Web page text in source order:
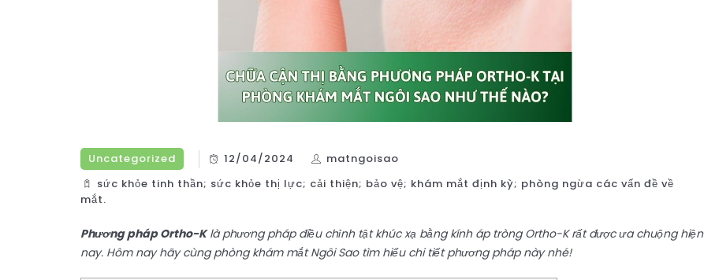
Uncategorized 12/04/2024
matngoisao
sức khỏe tinh thần; sức khỏe thị lực; cải thiện; bảo vệ; khám mắt định kỳ; phòng ngừa các vấn đề về
mắt.
Phương pháp Ortho-Klà phương pháp điều chỉnh tật khúc xạ bằng kính áp tròng Ortho-K rất được ưa chuộng hiện
nay. Hôm nay hãy cùng phòng khám mắt Ngôi Sao tìm hiểu chi tiết phương pháp này nhé!